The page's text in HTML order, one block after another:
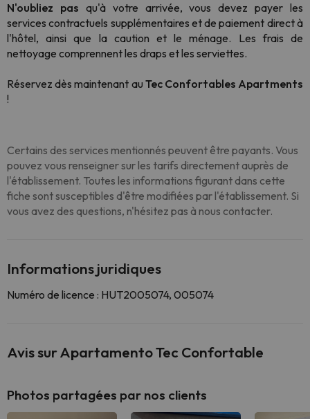
N'oubliez pas qu'à votre arrivée, vous devez payer les
services contractuels supplémentaires et de paiement direct à
l'hôtel, ainsi que la caution et le ménage. Les frais de
nettoyage comprennent les draps et les serviettes.
Réservez dès maintenant au Tec Confortables Apartments
!
Certains des services mentionnés peuvent être payants. Vous
pouvez vous renseigner sur les tarifs directement auprès de
l'établissement. Toutes les informations figurant dans cette
fiche sont susceptibles d'être modifiées par l'établissement. Si
vous avez des questions, n'hésitez pas à nous contacter.
Informations juridiques
Numéro de licence : HUT2005074, 005074
Avis sur Apartamento Tec Confortable
Photos partagées par nos clients